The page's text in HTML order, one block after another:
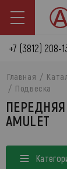
+7 (3812) 208-
Главная
Подвеска
AMULET